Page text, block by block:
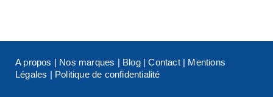
A propos | Nos marques | Blog|Contact| Mentions
Légales | Politique de confidentialité